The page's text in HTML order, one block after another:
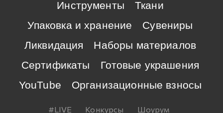
Инструменты
Ткани
Упаковка и хранение
Сувениры
Ликвидация
Наборы материалов
Сертификаты
Готовые украшения
YouTube
Организационные взносы
#LIVE Конкурсы
Шоурум